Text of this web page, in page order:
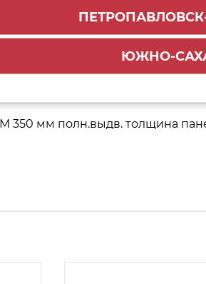
ЮЖНО-
правый (100)
350 мм полн.выдв. толщина